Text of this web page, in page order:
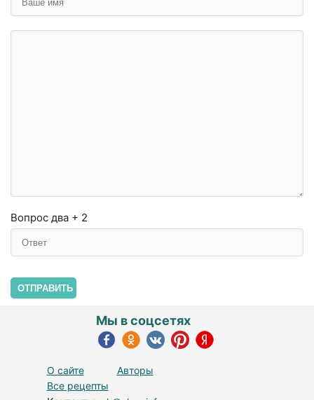
Вопрос два + 2
ОТПРАВИТЬ
О сайте
Авторы
Все рецепты
Мы в соцсетях